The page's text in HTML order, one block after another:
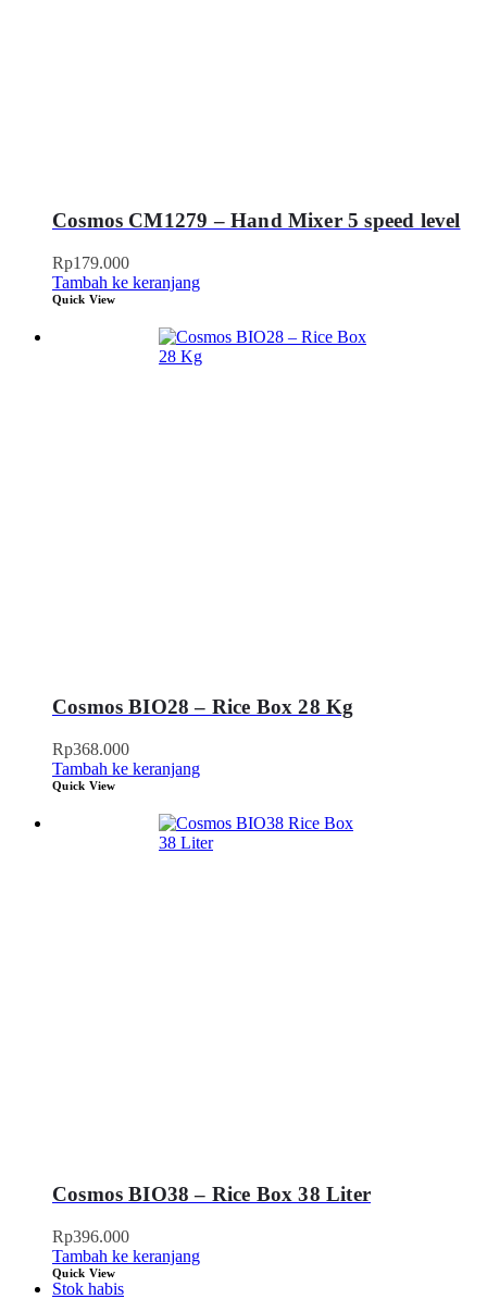
Cosmos CM1279 – Hand Mixer 5 speed level
Rp179.000
Tambah ke keranjang
Quick View
Cosmos BIO28 – Rice Box 28 Kg
Rp368.000
Tambah ke keranjang
Quick View
Cosmos BIO38 – Rice Box 38 Liter
Rp396.000
Tambah ke keranjang
Quick View
Stok habis